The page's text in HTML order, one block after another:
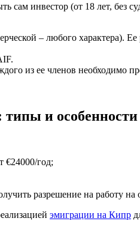
инвестор (от 18 лет, без
– любого характера). Ее
из ее членов необходимо
и особенности
€24000/год;
разрешение на работу на
эмиграции на Кипр